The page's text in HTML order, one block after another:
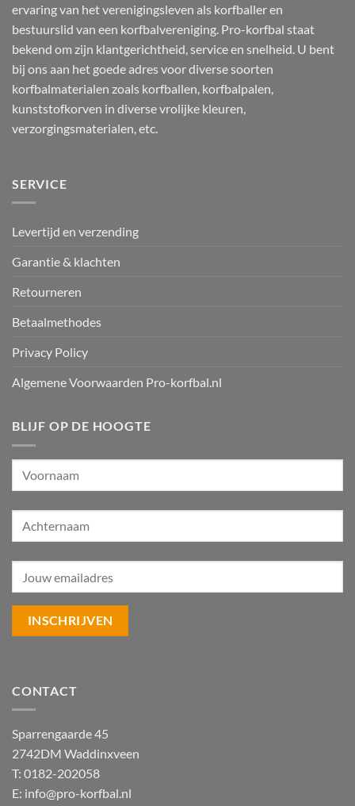
ervaring van het verenigingsleven als korfballer en
bestuurslid van een korfbalvereniging. Pro-korfbal staat
bekend om zijn klantgerichtheid, service en snelheid. U bent
bij ons aan het goede adres voor diverse soorten
korfbalmaterialen zoals korfballen, korfbalpalen,
kunststofkorven in diverse vrolijke kleuren,
verzorgingsmaterialen, etc.
SERVICE
Levertijd en verzending
Garantie & klachten
Retourneren
Betaalmethodes
Privacy Policy
Algemene Voorwaarden Pro-korfbal.nl
BLIJF OP DE HOOGTE
CONTACT
Sparrengaarde 45
2742DM Waddinxveen
T: 0182-202058
E: info@pro-korfbal.nl